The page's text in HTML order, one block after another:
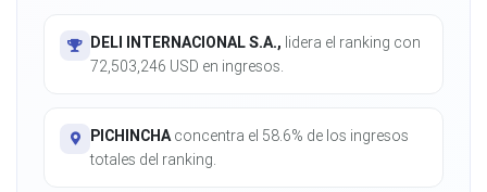
DELI INTERNACIONAL S.A., lidera el ranking con
72,503,246 USD en ingresos.
PICHINCHAconcentra el 58.6% de los ingresos
totales del ranking.